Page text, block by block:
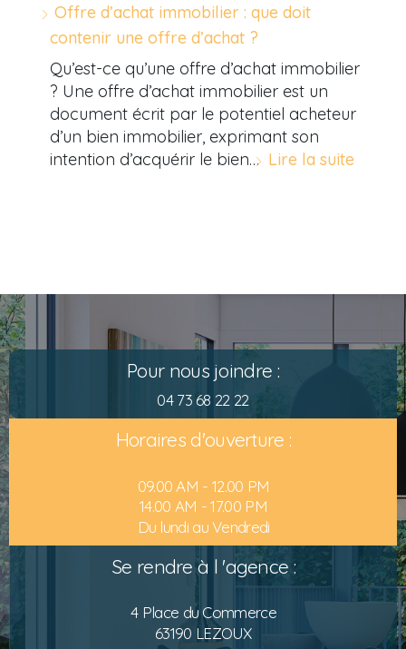
Offre d’achat immobilier : que doit
contenir une offre d’achat ?
Qu’est-ce qu’une offre d’achat immobilier
? Une offre d’achat immobilier est un
document écrit par le potentiel acheteur
d’un bien immobilier, exprimant son
intention d’acquérir le bien… Lire la suite
Pour nous joindre :
04 73 68 22 22
Horaires d'ouverture :
09.00 AM - 12.00 PM
14.00 AM - 17.00 PM
Du lundi au Vendredi
Se rendre à l 'agence :
4 Place du Commerce
63190 LEZOUX